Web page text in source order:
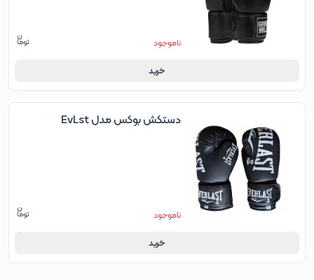
ناموجود
خرید
دستکش بوکس مدل EvLst
ناموجود
خرید